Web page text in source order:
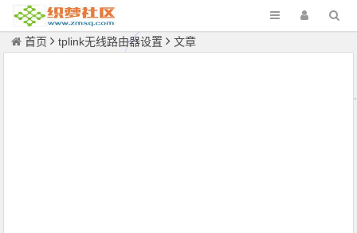
首页 tplink无线路由器设置 文章